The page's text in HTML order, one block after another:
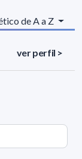
de A a Z
ver perfil >